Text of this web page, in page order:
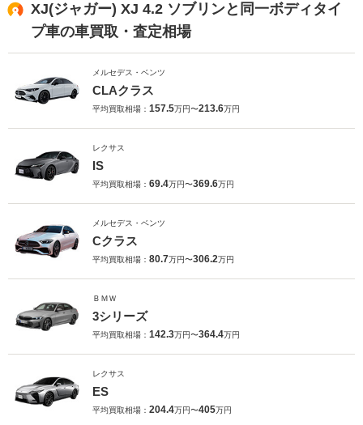
XJ(ジャガー) XJ 4.2 ソブリンと同一ボディタイ
プ車の車買取・査定相場
メルセデス・ベンツ
CLAクラス
平均買取相場： 157.5万円〜213.6万円
レクサス
IS
平均買取相場： 69.4万円〜369.6万円
メルセデス・ベンツ
Cクラス
平均買取相場： 80.7万円〜306.2万円
ＢＭＷ
3シリーズ
平均買取相場： 142.3万円〜364.4万円
レクサス
ES
平均買取相場： 204.4万円〜405万円